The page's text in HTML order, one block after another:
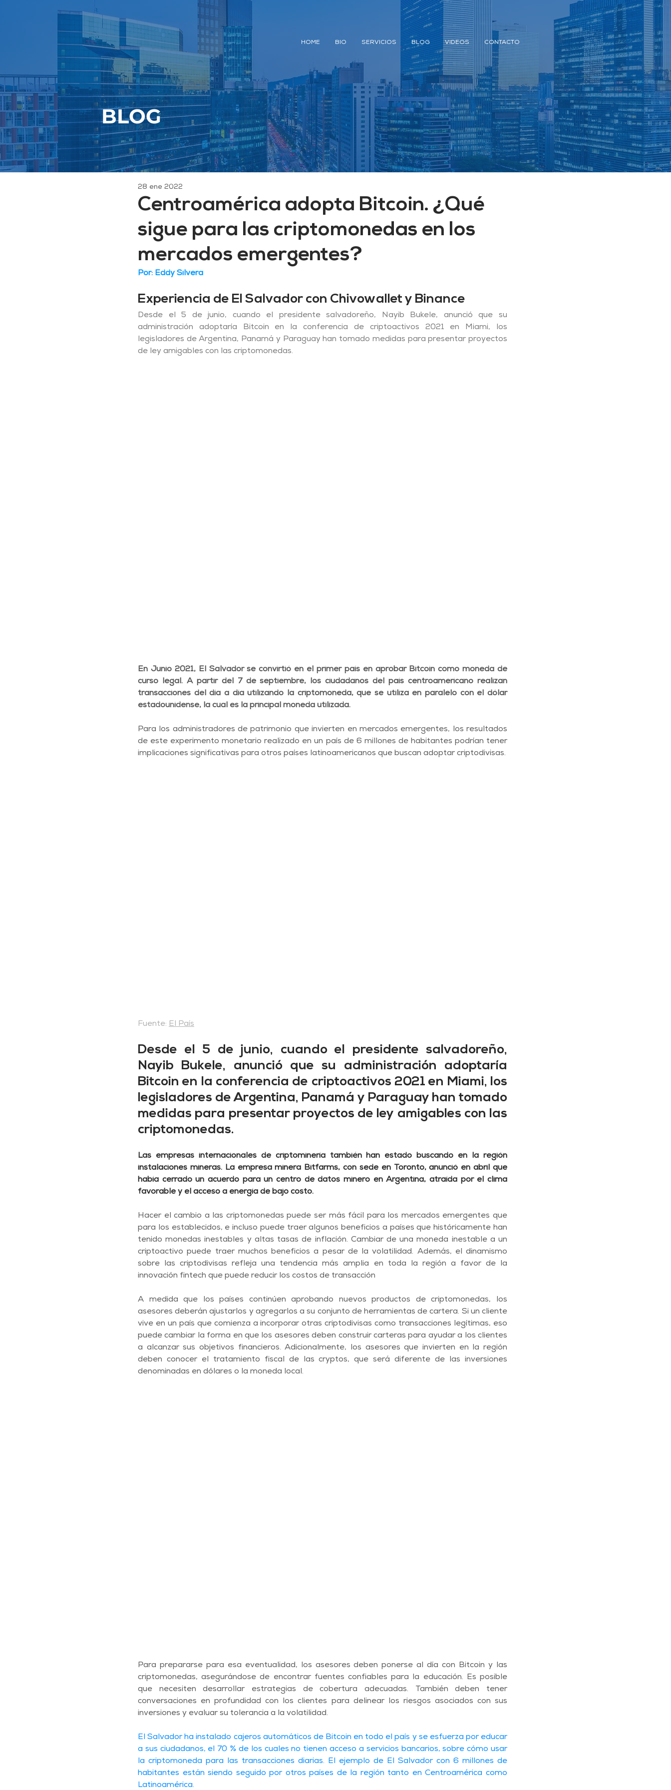
HOME BIO SERVICIOS BLOG VIDEOS CONTACTO
BLOG
Centroamérica adopta Bitcoin. ¿Qué
sigue para las criptomonedas en los
mercados emergentes?
28 ene 2022
Por: Eddy Silvera
Experiencia de El Salvador con Chivowallet y Binance
Desde el 5 de junio, cuando el presidente salvadoreño, Nayib Bukele, anunció que su
administración adoptaría Bitcoin en la conferencia de criptoactivos 2021 en Miami, los
legisladores de Argentina, Panamá y Paraguay han tomado medidas para presentar proyectos
de ley amigables con las criptomonedas.
En Junio 2021, El Salvador se convirtió en el primer país en aprobar Bitcoin como moneda de
curso legal. A partir del 7 de septiembre, los ciudadanos del país centroamericano realizan
transacciones del día a día utilizando la criptomoneda, que se utiliza en paralelo con el dólar
estadounidense, la cual es la principal moneda utilizada.
Para los administradores de patrimonio que invierten en mercados emergentes, los resultados
de este experimento monetario realizado en un país de 6 millones de habitantes podrían tener
implicaciones significativas para otros países latinoamericanos que buscan adoptar criptodivisas.
Fuente: El País
Desde el 5 de junio, cuando el presidente salvadoreño,
Nayib Bukele, anunció que su administración adoptaría
Bitcoin en la conferencia de criptoactivos 2021 en Miami, los
legisladores de Argentina, Panamá y Paraguay han tomado
medidas para presentar proyectos de ley amigables con las
criptomonedas.
Las empresas internacionales de criptominería también han estado buscando en la región
instalaciones mineras. La empresa minera Bitfarms, con sede en Toronto, anunció en abril que
había cerrado un acuerdo para un centro de datos minero en Argentina, atraída por el clima
favorable y el acceso a energía de bajo costo.
Hacer el cambio a las criptomonedas puede ser más fácil para los mercados emergentes que
para los establecidos, e incluso puede traer algunos beneficios a países que históricamente han
tenido monedas inestables y altas tasas de inflación. Cambiar de una moneda inestable a un
criptoactivo puede traer muchos beneficios a pesar de la volatilidad. Además, el dinamismo
sobre las criptodivisas refleja una tendencia más amplia en toda la región a favor de la
innovación fintech que puede reducir los costos de transacción
A medida que los países continúen aprobando nuevos productos de criptomonedas, los
asesores deberán ajustarlos y agregarlos a su conjunto de herramientas de cartera. Si un cliente
vive en un país que comienza a incorporar otras criptodivisas como transacciones legítimas, eso
puede cambiar la forma en que los asesores deben construir carteras para ayudar a los clientes
a alcanzar sus objetivos financieros. Adicionalmente, los asesores que invierten en la región
deben conocer el tratamiento fiscal de las cryptos, que será diferente de las inversiones
denominadas en dólares o la moneda local.
Para prepararse para esa eventualidad, los asesores deben ponerse al día con Bitcoin y las
criptomonedas, asegurándose de encontrar fuentes confiables para la educación. Es posible
que necesiten desarrollar estrategias de cobertura adecuadas. También deben tener
conversaciones en profundidad con los clientes para delinear los riesgos asociados con sus
inversiones y evaluar su tolerancia a la volatilidad.
El Salvador ha instalado cajeros automáticos de Bitcoin en todo el país y se esfuerza por educar
a sus ciudadanos, el 70 % de los cuales no tienen acceso a servicios bancarios, sobre cómo usar
la criptomoneda para las transacciones diarias. El ejemplo de El Salvador con 6 millones de
habitantes están siendo seguido por otros países de la región tanto en Centroamérica como
Latinoamérica.